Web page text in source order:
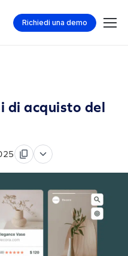
Richiedi una demo
di acquisto del